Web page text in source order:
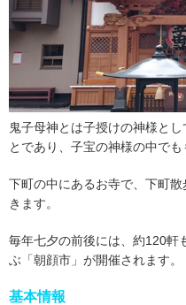
鬼子母神とは子授けの神様と
とであり、子宝の神様の中でも
下町の中にあるお寺で、下町
きます。
毎年七夕の前後には、約120軒
ぶ「朝顔市」が開催されます。
基本情報